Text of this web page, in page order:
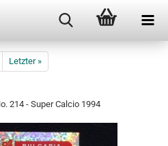
Letzter »
214 - Super Calcio 1994